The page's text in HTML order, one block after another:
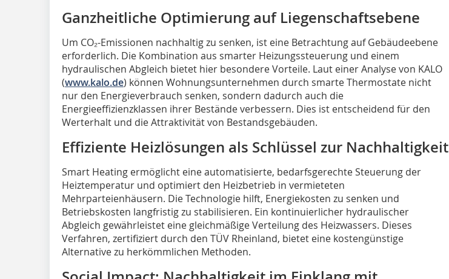
Ganzheitliche Optimierung auf Liegenschaftsebene
Um CO₂-Emissionen nachhaltig zu senken, ist eine Betrachtung auf Gebäudeebene
erforderlich. Die Kombination aus smarter Heizungssteuerung und einem
hydraulischen Abgleich bietet hier besondere Vorteile. Laut einer Analyse von KALO
(www.kalo.de) können Wohnungsunternehmen durch smarte Thermostate nicht
nur den Energieverbrauch senken, sondern dadurch auch die
Energieeffizienzklassen ihrer Bestände verbessern. Dies ist entscheidend für den
Werterhalt und die Attraktivität von Bestandsgebäuden.
Effiziente Heizlösungen als Schlüssel zur Nachhaltigkeit
Smart Heating ermöglicht eine automatisierte, bedarfsgerechte Steuerung der
Heiztemperatur und optimiert den Heizbetrieb in vermieteten
Mehrparteienhäusern. Die Technologie hilft, Energiekosten zu senken und
Betriebskosten langfristig zu stabilisieren. Ein kontinuierlicher hydraulischer
Abgleich gewährleistet eine gleichmäßige Verteilung des Heizwassers. Dieses
Verfahren, zertifiziert durch den TÜV Rheinland, bietet eine kostengünstige
Alternative zu herkömmlichen Methoden.